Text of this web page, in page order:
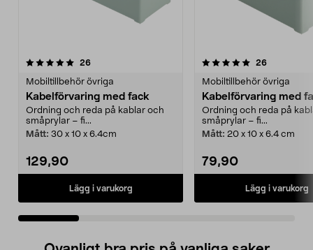
26recensioner
Mobiltillbehör övriga
Kabelförvaring med fack
Ordning och reda på kablar och
småprylar – fi...
Mått: 30 x 10 x 6.4cm
129,90
Lägg i varukorg
5.0 av 5 stjärnor 26recensioner
Mobiltillbehör övriga
Kabelförvaring med
Ordning och reda på
småprylar – fi...
Mått: 20 x 10 x 6.4 cm
79,90
Lägg i varukorg
4.5 av 5 stjärnor